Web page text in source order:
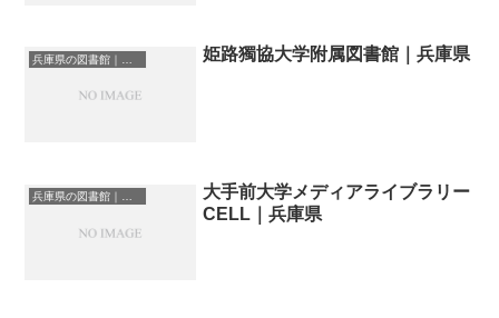
姫路獨協大学附属図書館｜兵庫県
兵庫県の図書館｜勉強できる場所
大手前大学メディアライブラリー
CELL｜兵庫県